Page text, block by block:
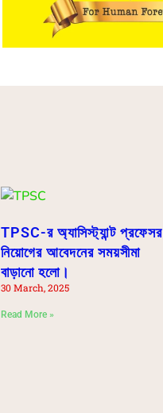
TPSC-র অ্যাসিস্ট্যান্ট প্রফেসর
নিয়োগের আবেদনের সময়সীমা
বাড়ানো হলো।
30 March, 2025
Read More »